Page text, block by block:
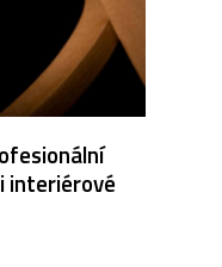
interiérové